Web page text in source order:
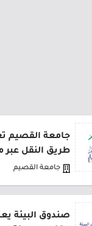
طريق النقل
جامعة القصيم
صندوق البيئة